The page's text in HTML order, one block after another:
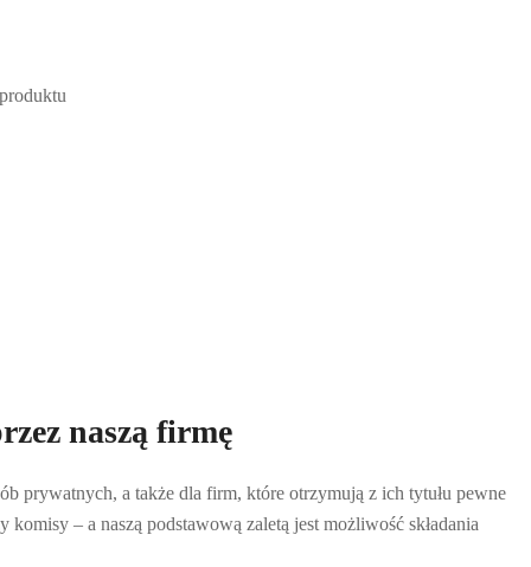
naszą firmę
prywatnych, a także dla firm, które otrzymują z ich tytułu pewne
– a naszą podstawową zaletą jest możliwość składania